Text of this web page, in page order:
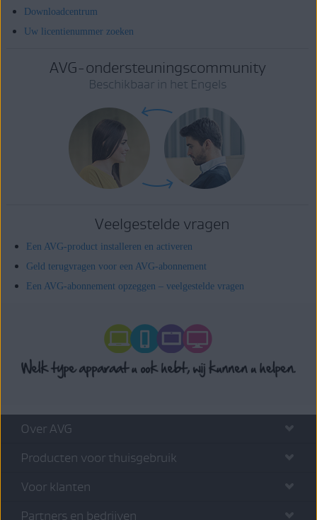
Downloadcentrum
Uw licentienummer zoeken
AVG-ondersteuningscommunity
Beschikbaar in het Engels
Veelgestelde vragen
Een AVG-product installeren en activeren
Geld terugvragen voor een AVG-abonnement
Een AVG-abonnement opzeggen – veelgestelde vragen
Over AVG
Producten voor thuisgebruik
Voor klanten
Partners en bedrijven